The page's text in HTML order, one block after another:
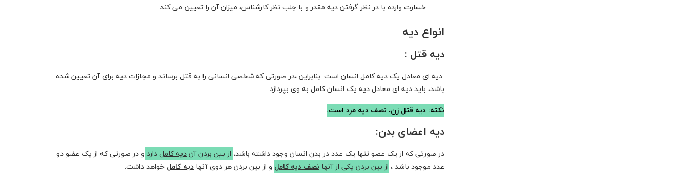
خسارت وارده با در نظر گرفتن دیه مقدر و با جلب نظر کارشناس، میزان آن را تعیین می کند.
انواع دیه
دیه قتل :
دیه ای معادل یک دیه کامل انسان است. بنابراین ،در صورتی که شخصی انسانی را به قتل برساند و مجازات دیه برای آن تعیین شده
باشد، باید دیه ای معادل دیه یک انسان کامل به وی بپردازد.
نکته: دیه قتل زن، نصف دیه مرد است.
دیه اعضای بدن:
در صورتی که از یک عضو تنها یک عدد در بدن انسان وجود داشته باشد، از بین بردن آندیه کامل دارد و در صورتی که از یک عضو دو
عدد موجود باشد ، از بین بردن یکی از آنهانصف دیه کامل و از بین بردن هر دوی آنهادیه کامل خواهد داشت.